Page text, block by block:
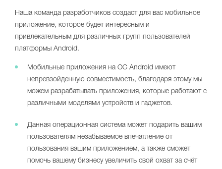
Наша команда разработчиков создаст для вас мобильное
приложение, которое будет интересным и
привлекательным для различных групп пользователей
платформы Android.
Мобильные приложения на ОС Android имеют
непревзойденную совместимость, благодаря этому мы
можем разрабатывать приложения, которые работают с
различными моделями устройств и гаджетов.
Данная операционная система может подарить вашим
пользователям незабываемое впечатление от
пользования вашим приложением, а также сможет
помочь вашему бизнесу увеличить свой охват за счёт